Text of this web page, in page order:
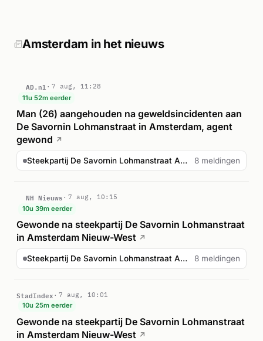
Teleport Longstay Hotel aan de Heathrowstraat. De
Amsterdam in het nieuws
AD.nl
7 aug, 11:28
11u 52m eerder
Man (26) aangehouden na geweldsincidenten aan
De Savornin Lohmanstraat in Amsterdam, agent
gewond ↗
Steekpartij De Savornin Lohmanstraat Amsterdam 8 meldingen
NH Nieuws
7 aug, 10:15
10u 39m eerder
Gewonde na steekpartij De Savornin Lohmanstraat
in Amsterdam Nieuw-West ↗
Steekpartij De Savornin Lohmanstraat Amsterdam 8 meldingen
StadIndex
7 aug, 10:01
10u 25m eerder
Gewonde na steekpartij De Savornin Lohmanstraat
in Amsterdam Nieuw-West ↗